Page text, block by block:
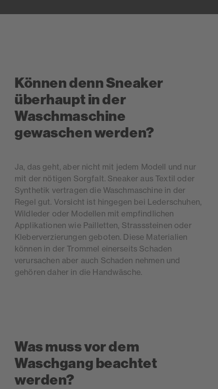
Können denn Sneaker
überhaupt in der
Waschmaschine
gewaschen werden?
Ja, das geht, aber nicht mit jedem Modell und nur
mit der nötigen Sorgfalt. Sneaker aus Textil oder
Synthetik vertragen die Waschmaschine in der
Regel gut. Vorsicht ist hingegen bei Lederschuhen,
Wildleder oder Modellen mit empfindlichen
Applikationen wie Pailletten, Strasssteinen oder
Kleberverzierungen geboten. Diese Materialien
können in der Trommel einerseits Schaden
verursachen aber auch Schaden nehmen und
gehören daher in die Handwäsche.
Was muss vor dem
Waschgang beachtet
werden?